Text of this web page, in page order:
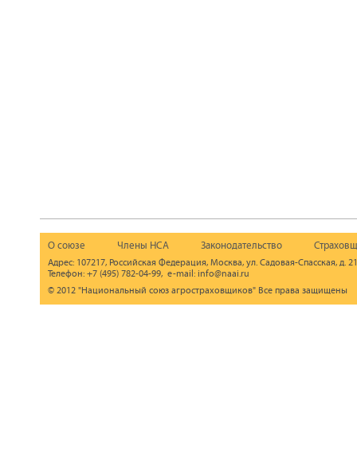
О союзе Члены НСА Законодательство
Адрес: 107217, Российская Федерация, Москва, ул. Садовая-Спасская, д.
Телефон: +7 (495) 782-04-99, e-mail: info@naai.ru
© 2012 "Национальный союз агростраховщиков" Все права защищены